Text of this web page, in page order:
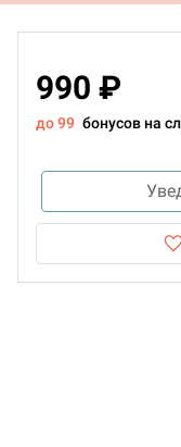
990 ₽
до 99 бонусов на